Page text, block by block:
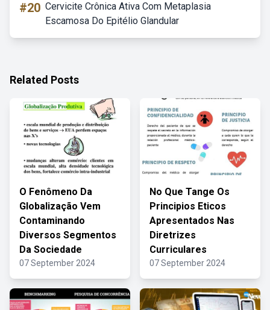
#20 Cervicite Crônica Ativa Com Metaplasia
Escamosa Do Epitélio Glandular
Related Posts
O Fenômeno Da
Globalização Vem
Contaminando
Diversos Segmentos
Da Sociedade
07 September 2024
No Que Tange Os
Principios Eticos
Apresentados Nas
Diretrizes
Curriculares
07 September 2024